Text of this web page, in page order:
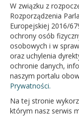
Wt 7:30 -
Śr 7:30 -
Czw 7:30 -
Pt 7:30 -
OFICJALNY
W związku z
Rozporządzenia
Europejskiej 2016/
ochrony osób
osobowych i w
oraz uchylenia
ochronie danych,
naszym portalu
Prywatności.
Na tej stronie
którym nasz serwis